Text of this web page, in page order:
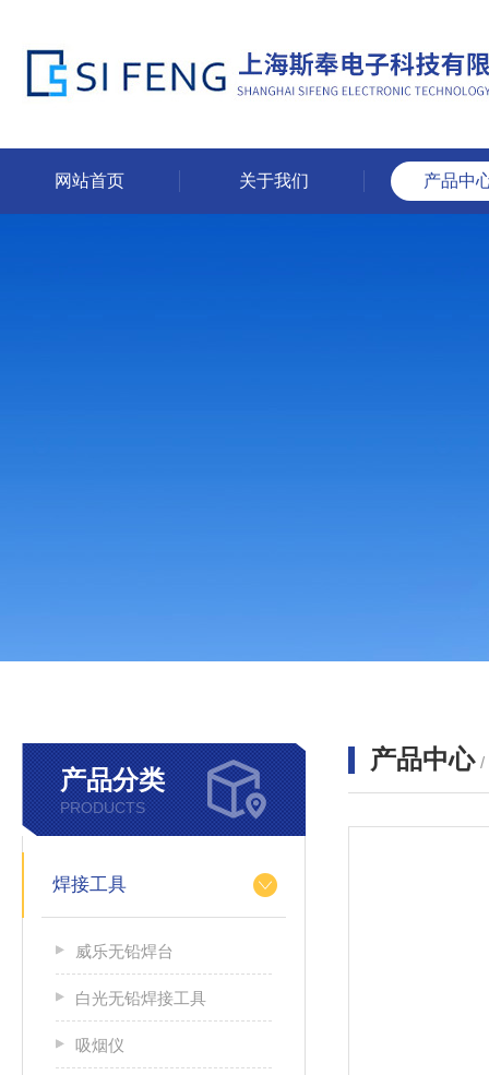
网站首页 关于我们 产品中
产品分类
PRODUCTS
焊接工具
威乐无铅焊台
白光无铅焊接工具
吸烟仪
产品中心 /